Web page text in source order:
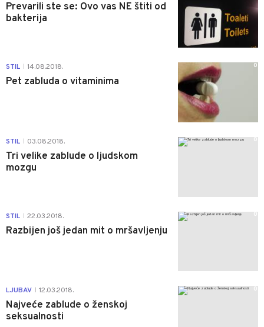
Prevarili ste se: Ovo vas NE štiti od
bakterija
STIL 14.08.2018.
Pet zabluda o vitaminima
0
STIL 03.08.2018.
Tri velike zablude o ljudskom
mozgu
0
STIL 22.03.2018.
Razbijen još jedan mit o mršavljenju
0
LJUBAV 12.03.2018.
Najveće zablude o ženskoj
seksualnosti
0